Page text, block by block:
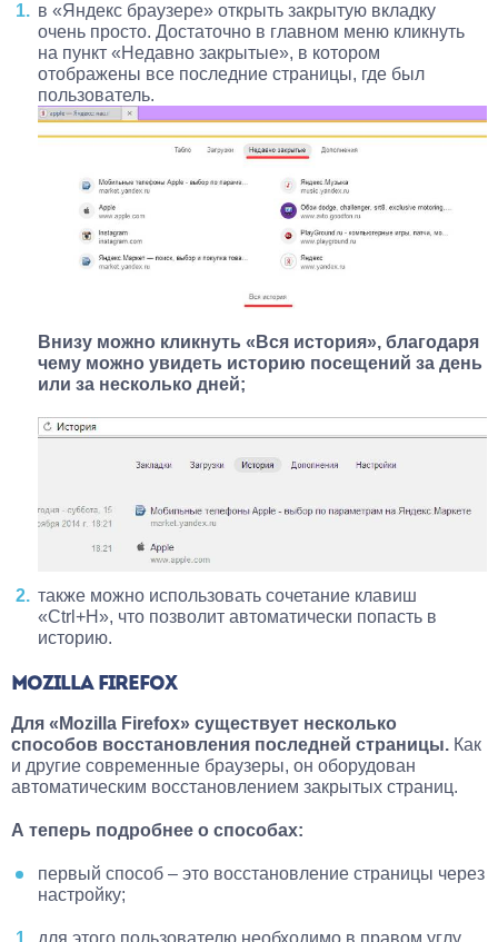
в «Яндекс браузере» открыть закрытую вкладку
очень просто. Достаточно в главном меню кликнуть
на пункт «Недавно закрытые», в котором
отображены все последние страницы, где был
пользователь.
Внизу можно кликнуть «Вся история», благодаря
чему можно увидеть историю посещений за день
или за несколько дней;
также можно использовать сочетание клавиш
«Ctrl+H», что позволит автоматически попасть в
историю.
MOZILLA FIREFOX
Для «Mozilla Firefox» существует несколько
способов восстановления последней страницы. Как
и другие современные браузеры, он оборудован
автоматическим восстановлением закрытых страниц.
А теперь подробнее о способах:
первый способ – это восстановление страницы через
настройку;
для этого пользователю необходимо в правом углу